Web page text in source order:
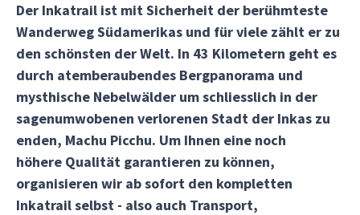
Der Inkatrail ist mit Sicherheit der berühmteste
Wanderweg Südamerikas und für viele zählt er zu
den schönsten der Welt. In 43 Kilometern geht es
durch atemberaubendes Bergpanorama und
mysthische Nebelwälder um schliesslich in der
sagenumwobenen verlorenen Stadt der Inkas zu
enden, Machu Picchu. Um Ihnen eine noch
höhere Qualität garantieren zu können,
organisieren wir ab sofort den kompletten
Inkatrail selbst - also auch Transport,